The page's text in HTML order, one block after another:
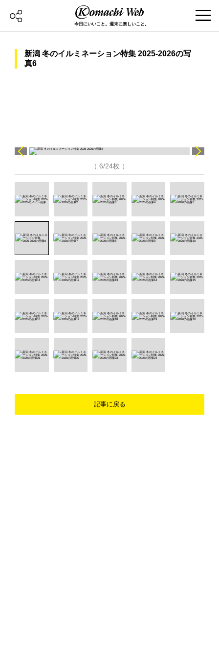
今日にいいこと。週末に楽しいこと。
新潟 冬のイルミネーション特集 2025-2026の写
真6
（ 6/24枚 ）
記事に戻る